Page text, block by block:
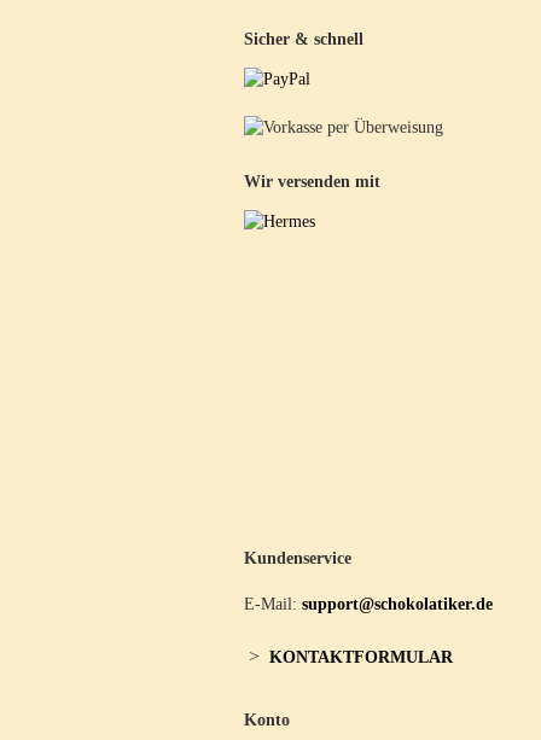
Sicher & schnell
Wir versenden mit
Kundenservice
E-Mail: support@schokolatiker.de
> KONTAKTFORMULAR
Konto